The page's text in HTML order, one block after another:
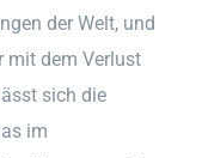
der Welt, und
mit dem Verlust
sich die
im